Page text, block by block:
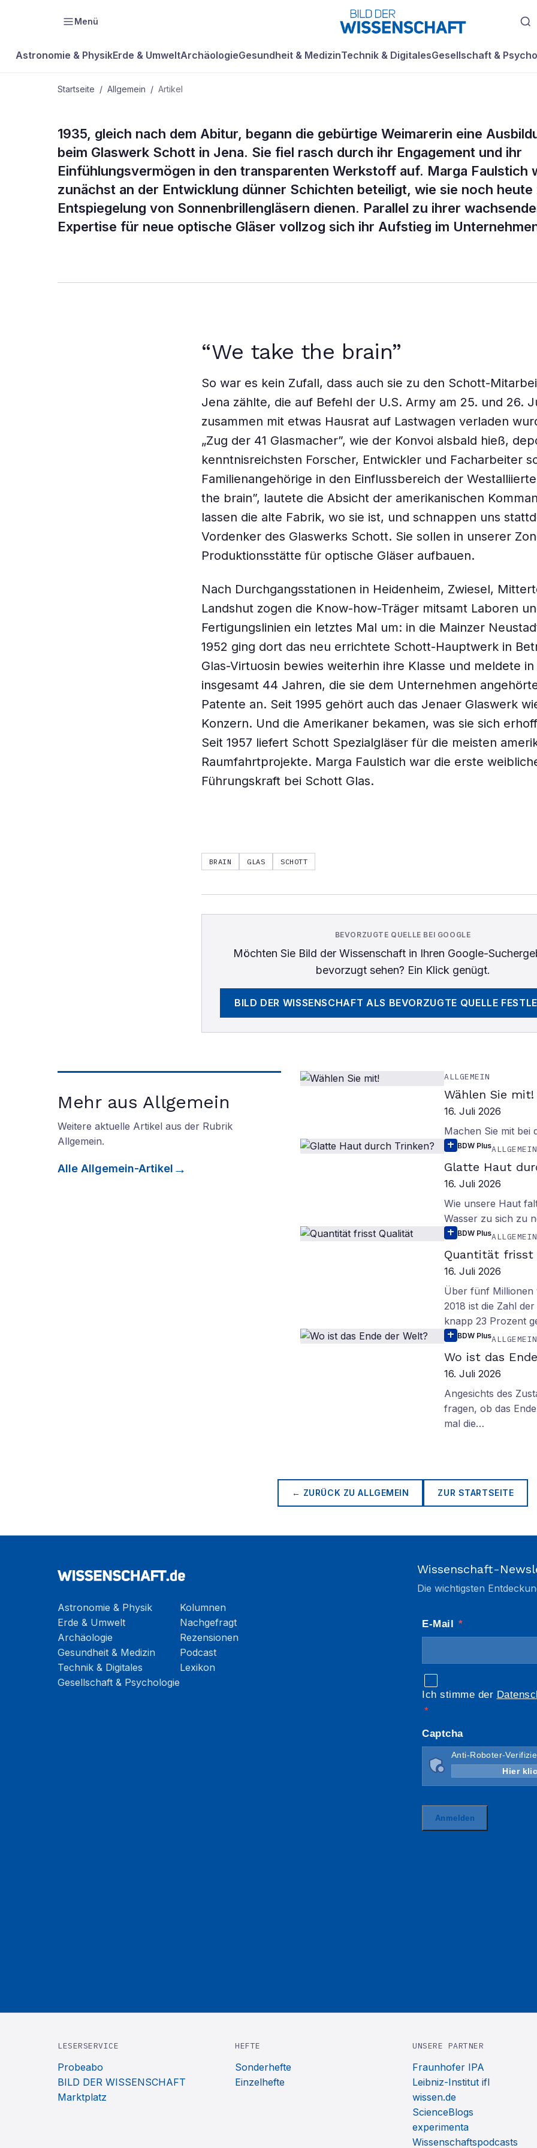
Menü
Astronomie & PhysikErde & UmweltArchäologieGesundheit & MedizinTechnik & DigitalesGesellschaft &
Startseite / Allgemein / Artikel
ALLGEMEIN
Aufbruch ins Unbekannte -
Lösung
1935, gleich nach dem Abitur, begann die gebürtige Weimarerin eine
beim Glaswerk Schott in Jena. Sie fiel rasch durch ihr Engagement und ihr
Einfühlungsvermögen in den transpa­renten Werkstoff auf. Marga Faulstich
zunächst an der Entwicklung dünner Schichten beteiligt, wie sie noch heute
Entspie­gelung von Sonnenbrillengläsern dienen. Parallel zu ihrer
Expertise für neue optische Gläser vollzog sich ihr Aufstieg im
“We take the brain”
So war es kein Zufall, dass auch sie zu den Schott-
Jena zählte, die auf Befehl der U.S. Army am 25. und 26.
zusammen mit etwas Hausrat auf Lastwagen verladen
„Zug der 41 Glasmacher”, wie der Konvoi als­bald hieß,
kenntnis­reichs­ten Forscher, Entwickler und Facharbeiter
Familienangehörige in den Einfluss­bereich der
the brain”, lautete die Absicht der amerikanischen
lassen die alte Fabrik, wo sie ist, und schnappen uns
Vordenker des Glaswerks Schott. Sie sollen in unserer
Produktionsstätte für optische Gläser aufbauen.
Nach Durchgangsstationen in Heiden­heim, Zwiesel,
Landshut zogen die Know-how-Träger mitsamt Laboren
Fertigungslinien ein letztes Mal um: in die Mainzer
1952 ging dort das neu errichtete Schott-Hauptwerk in
Glas-Virtuosin bewies weiterhin ihre Klasse und meldete in
insgesamt 44 Jahren, die sie dem Unternehmen
Patente an. Seit 1995 gehört auch das Jenaer Glaswerk
Konzern. Und die Amerikaner bekamen, was sie sich
Seit 1957 liefert Schott Spezialgläser für die meisten
Raumfahrtprojekte. Marga Faulstich war die erste
Führungskraft bei Schott Glas.
BRAIN GLAS SCHOTT
BEVORZUGTE QUELLE BEI GOOGLE
Möchten Sie Bild der Wissenschaftin Ihren Google-
bevorzugt sehen? Ein Klick genügt.
BILD DER WISSENSCHAFT ALS BEVORZUGTE QUELLE
Mehr aus Allgemein
Weitere aktuelle Artikel aus der Rubrik
Allgemein.
Alle Allgemein-Artikel
ALLGEMEIN
Wählen Sie mit!
16. Juli 2026
Machen Sie mit bei
BDW PlusALLGEMEIN
Glatte Haut
16. Juli 2026
Wie unsere Haut
Wasser zu sich zu
BDW PlusALLGEMEIN
Quantität frisst
16. Juli 2026
Über fünf Millionen
2018 ist die Zahl
knapp 23 Prozent
BDW PlusALLGEMEIN
Wo ist das
16. Juli 2026
Angesichts des
fragen, ob das
mal die…
← ZURÜCK ZUALLGEMEIN ZUR STARTSEITE
Astronomie & Physik
Erde & Umwelt
Archäologie
Gesundheit & Medizin
Technik & Digitales
Gesellschaft & Psychologie
Kolumnen
Nachgefragt
Rezensionen
Podcast
Lexikon
Wissenschaft-
Die wichtigsten
LESERSERVICE
Probeabo
BILD DER WISSENSCHAFT
Marktplatz
HEFTE
Sonderhefte
Einzelhefte
UNSERE PARTNER
Fraunhofer IPA
Leibniz-Institut ifl
wissen.de
ScienceBlogs
experimenta
Wissenschaftspodcasts